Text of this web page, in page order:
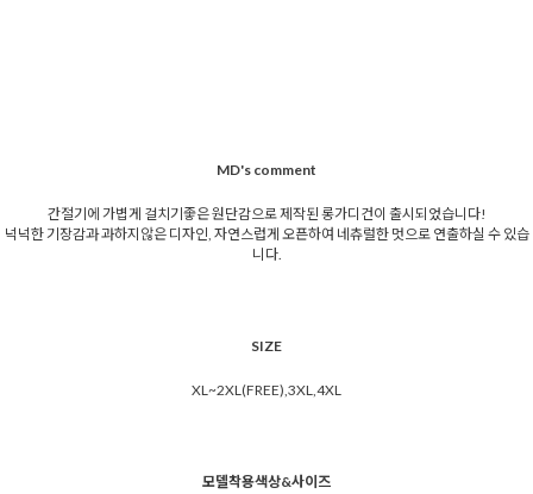
MD's comment
간절기에 가볍게 걸치기좋은 원단감으로 제작된 롱가디건이 출시되었습니다!
넉넉한 기장감과 과하지않은 디자인, 자연스럽게 오픈하여 네츄럴한 멋으로 연출하실 수 있습
니다.
SIZE
XL~2XL(FREE),3XL,4XL
모델착용색상&사이즈